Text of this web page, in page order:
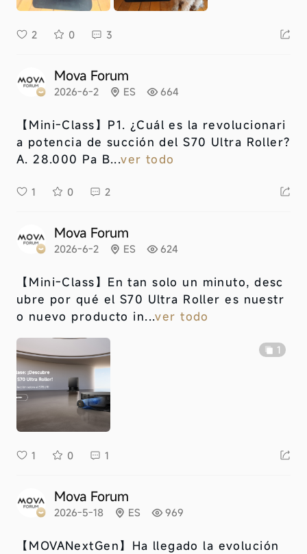
2 0 3
Mova Forum
2026-6-2 ES 664
【Mini-Class】 P1. ¿Cuál es la revolucionari
a potencia de succión del S70 Ultra Roller?
A. 28.000 Pa B...ver todo
1 0 2
Mova Forum
2026-6-2 ES 624
【Mini-Class】 En tan solo un minuto, desc
ubre por qué el S70 Ultra Roller es nuestr
o nuevo producto in...ver todo
1
1 0 1
Mova Forum
2026-5-18 ES 969
【MOVANextGen】 Ha llegado la evolución